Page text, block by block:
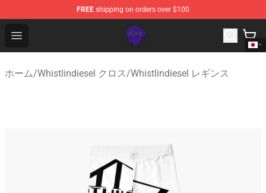
FREE shipping on orders over $100
Open menu
WhistlinDiesel Shop - Official WhistlinDiesel
ホーム/Whistlindiesel クロス/Whistlindiesel レギンス